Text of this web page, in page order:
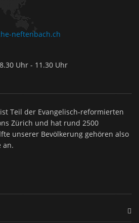
neftenbach.ch
Uhr - 11.30 Uhr
Teil der Evangelisch-reformierten
Zürich und hat rund 2500
unserer Bevölkerung gehören also
an.